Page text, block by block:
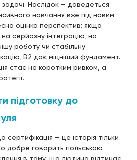
задачі. Наслідок — доведеться
навчання вже під новим
оцінка перспектив: якщо
серйозну інтеграцію, на
роботу чи стабільну
B2 дає міцніший фундамент.
стає не коротким ривком, а
підготовку до
— це історія тільки
добре говорить польською.